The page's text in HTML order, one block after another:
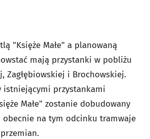
"Księże Małe" a planowaną
mają przystanki w pobliżu
Zagłębiowskiej i Brochowskiej.
istniejącymi przystankami
Małe" zostanie dobudowany
na tym odcinku tramwaje